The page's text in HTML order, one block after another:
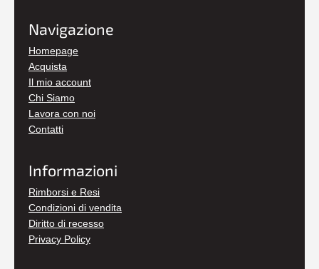
Navigazione
Homepage
Acquista
Il mio account
Chi Siamo
Lavora con noi
Contatti
Informazioni
Rimborsi e Resi
Condizioni di vendita
Diritto di recesso
Privacy Policy